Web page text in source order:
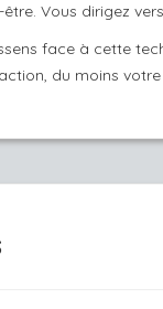
Vous dirigez
face à cette
du moins